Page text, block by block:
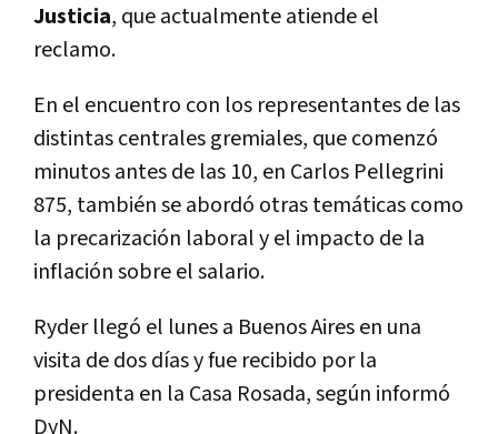
Justicia, que actualmente atiende el
reclamo.
En el encuentro con los representantes de las
distintas centrales gremiales, que comenzó
minutos antes de las 10, en Carlos Pellegrini
875, también se abordó otras temáticas como
la precarización laboral y el impacto de la
inflación sobre el salario.
Ryder llegó el lunes a Buenos Aires en una
visita de dos días y fue recibido por la
presidenta en la Casa Rosada, según informó
DyN.